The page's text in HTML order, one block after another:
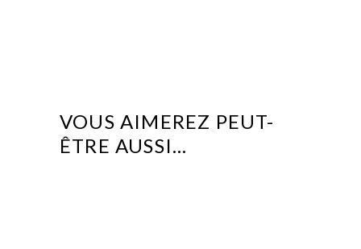
VOUS AIMEREZ PEUT-
ÊTRE AUSSI…